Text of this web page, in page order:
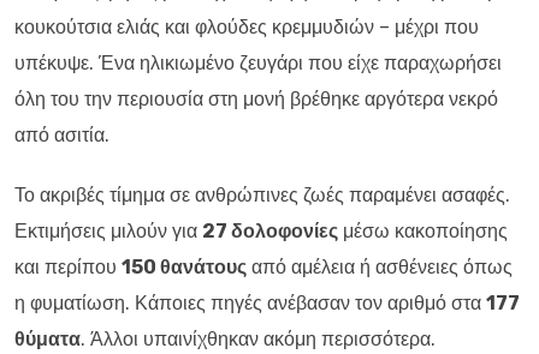
κουκούτσια ελιάς και φλούδες κρεμμυδιών – μέχρι που
υπέκυψε. Ένα ηλικιωμένο ζευγάρι που είχε παραχωρήσει
όλη του την περιουσία στη μονή βρέθηκε αργότερα νεκρό
από ασιτία.
Το ακριβές τίμημα σε ανθρώπινες ζωές παραμένει ασαφές.
Εκτιμήσεις μιλούν για 27 δολοφονίες μέσω κακοποίησης
και περίπου 150 θανάτους από αμέλεια ή ασθένειες όπως
η φυματίωση. Κάποιες πηγές ανέβασαν τον αριθμό στα 177
θύματα. Άλλοι υπαινίχθηκαν ακόμη περισσότερα.